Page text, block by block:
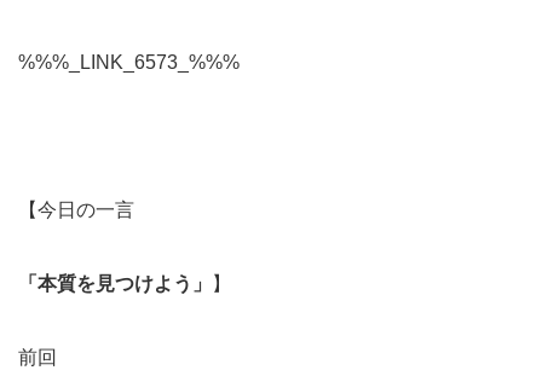
%%%_LINK_6573_%%%
【今日の一言
「本質を見つけよう」 】
前回